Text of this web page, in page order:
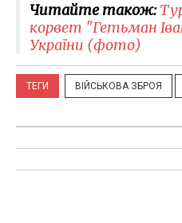
Читайте також:
корвет "Гетьман
України (фото)
ТЕГИ ВІЙСЬКОВА ЗБРОЯ